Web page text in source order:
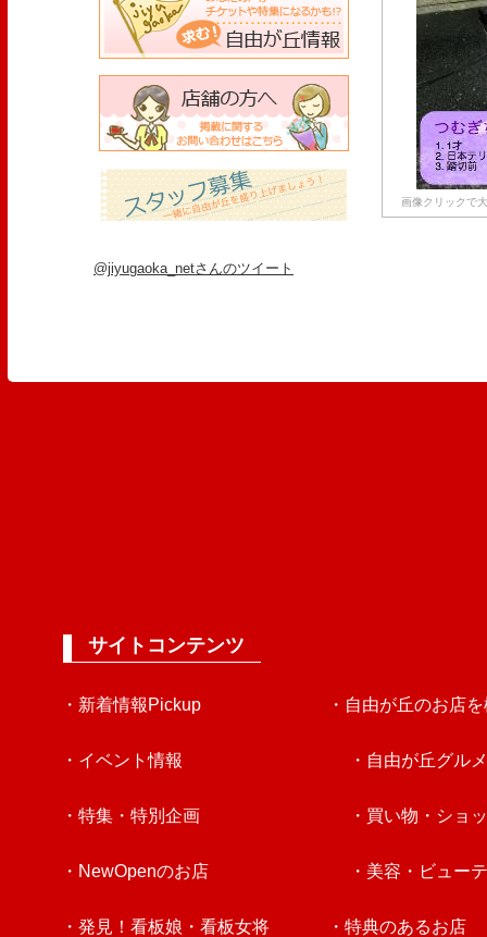
画像クリックで
@jiyugaoka_netさんのツイート
サイトコンテンツ
・新着情報Pickup
・イベント情報
・特集・特別企画
・NewOpenのお店
・発見！看板娘・看板女将
・自由が丘のお店
・自由が丘グルメ
・買い物・ショ
・美容・ビュー
・特典のあるお店